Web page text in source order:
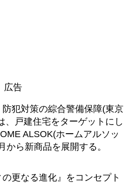
広告
犯対策の綜合警備保障(東京
、戸建住宅をターゲットにし
ALSOK(ホームアルソッ
から新商品を展開する。
の更なる進化』をコンセプト